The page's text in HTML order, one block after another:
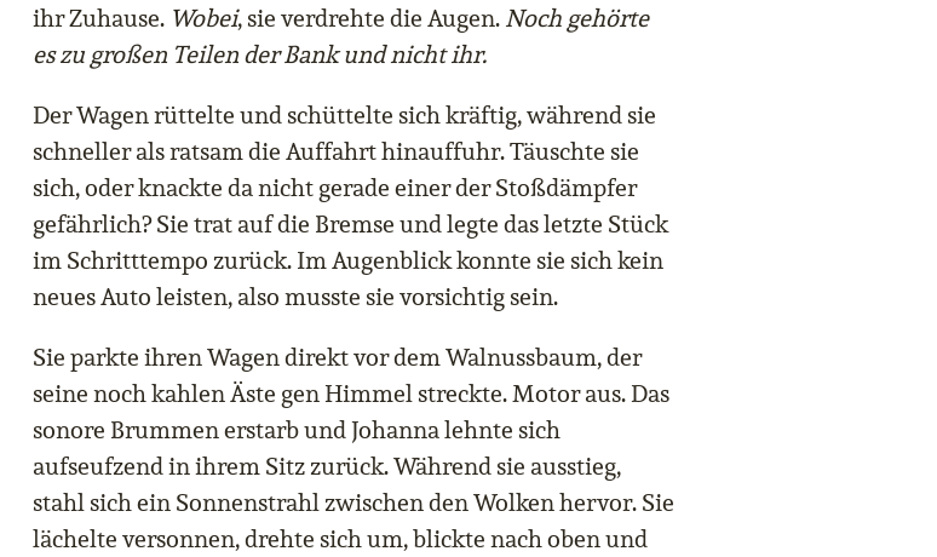
ihr Zuhause. Wobei, sie verdrehte die Augen.Noch gehörte
es zu großen Teilen der Bank und nicht ihr.
Der Wagen rüttelte und schüttelte sich kräftig, während sie
schneller als ratsam die Auffahrt hinauffuhr. Täuschte sie
sich, oder knackte da nicht gerade einer der Stoßdämpfer
gefährlich? Sie trat auf die Bremse und legte das letzte Stück
im Schritttempo zurück. Im Augenblick konnte sie sich kein
neues Auto leisten, also musste sie vorsichtig sein.
Sie parkte ihren Wagen direkt vor dem Walnussbaum, der
seine noch kahlen Äste gen Himmel streckte. Motor aus. Das
sonore Brummen erstarb und Johanna lehnte sich
aufseufzend in ihrem Sitz zurück. Während sie ausstieg,
stahl sich ein Sonnenstrahl zwischen den Wolken hervor. Sie
lächelte versonnen, drehte sich um, blickte nach oben und